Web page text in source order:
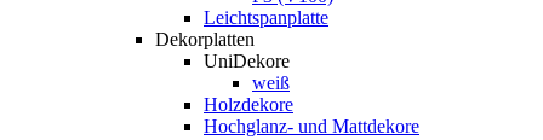
Leichtspanplatte
Dekorplatten
UniDekore
weiß
Holzdekore
Hochglanz- und Mattdekore